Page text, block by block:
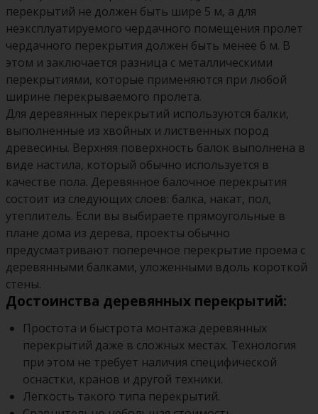
перекрытий не должен быть шире 5 м, а для
неэксплуатируемого чердачного помещения пролет
чердачного перекрытия должен быть менее 6 м. В
этом и заключается разница с металлическими
перекрытиями, которые применяются при любой
ширине перекрываемого пролета.
Для деревянных перекрытий используются балки,
выполненные из хвойных и лиственных пород
древесины. Верхняя поверхность балок выполнена в
виде настила, который обычно используется в
качестве пола. Деревянное балочное перекрытия
состоит из следующих слоев: балка, накат, пол,
утеплитель. Если вы выбираете прямоугольные в
плане дома из дерева, проекты обычно
предусматривают поперечное перекрытие проема с
деревянными балками, уложенными вдоль короткой
стены.
Достоинства деревянных перекрытий:
Простота и быстрота монтажа деревянных
перекрытий даже в сложных местах. Технология
при этом не требует наличия специфической
оснастки, кранов и другой техники.
Легкость такого типа перекрытий.